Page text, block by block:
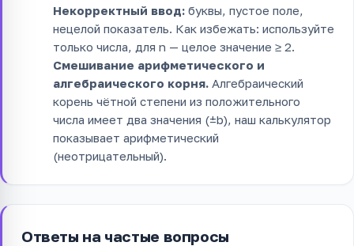
Некорректный ввод: буквы, пустое поле,
нецелой показатель. Как избежать: используйте
только числа, для n — целое значение ≥ 2.
Смешивание арифметического и
алгебраического корня. Алгебраический
корень чётной степени из положительного
числа имеет два значения (±b), наш калькулятор
показывает арифметический
(неотрицательный).
Ответы на частые вопросы